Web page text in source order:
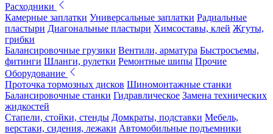
Расходники
Камерные заплатки Универсальные заплатки Радиальные
пластыри Диагональные пластыри Химсоставы, клей Жгуты,
грибки
Балансировочные грузики Вентили, арматура Быстросъемы,
фитинги Шланги, рулетки Ремонтные шипы Прочие
Оборудование
Проточка тормозных дисков Шиномонтажные станки
Балансировочные станки Гидравлическое Замена технических
жидкостей
Стапели, стойки, стенды Домкраты, подставки Мебель,
верстаки, сидения, лежаки Автомобильные подъемники